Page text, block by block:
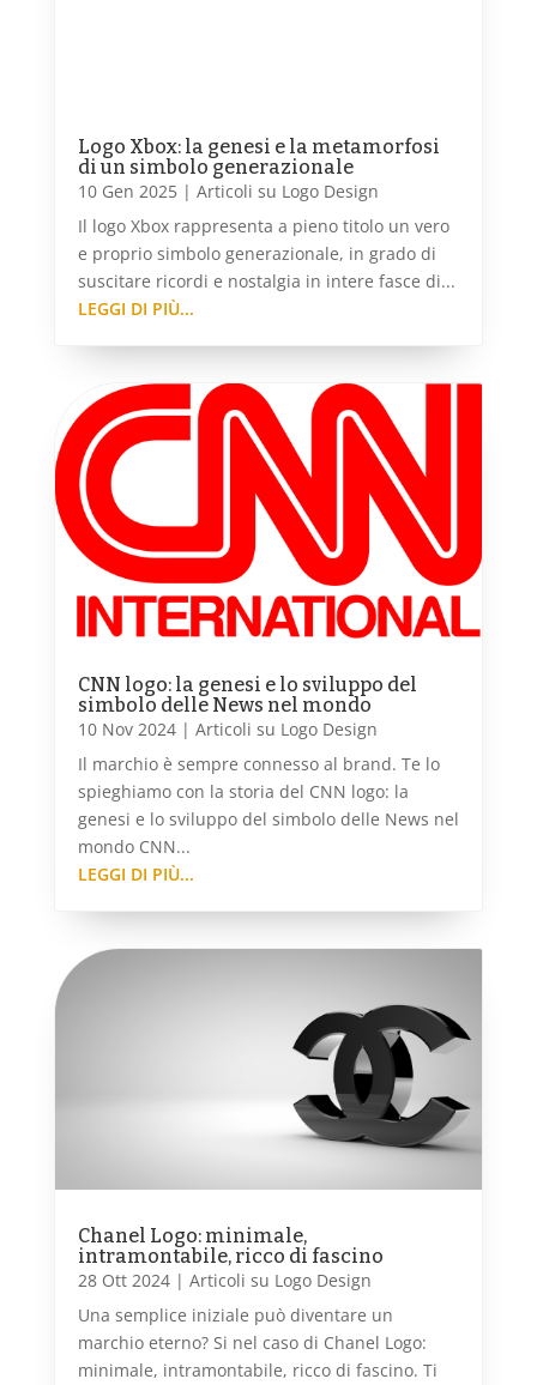
Logo Xbox: la genesi e la metamorfosi
di un simbolo generazionale
10 Gen 2025| Articoli su Logo Design
Il logo Xbox rappresenta a pieno titolo un vero
e proprio simbolo generazionale, in grado di
suscitare ricordi e nostalgia in intere fasce di...
LEGGI DI PIÙ...
CNN logo: la genesi e lo sviluppo del
simbolo delle News nel mondo
10 Nov 2024| Articoli su Logo Design
Il marchio è sempre connesso al brand. Te lo
spieghiamo con la storia del CNN logo: la
genesi e lo sviluppo del simbolo delle News nel
mondo CNN...
LEGGI DI PIÙ...
Chanel Logo: minimale,
intramontabile, ricco di fascino
28 Ott 2024| Articoli su Logo Design
Una semplice iniziale può diventare un
marchio eterno? Si nel caso di Chanel Logo:
minimale, intramontabile, ricco di fascino. Ti